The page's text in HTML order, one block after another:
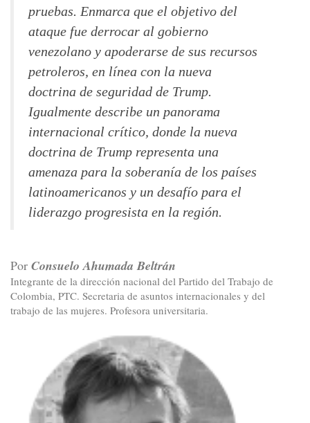
pruebas. Enmarca que el objetivo del
ataque fue derrocar al gobierno
venezolano y apoderarse de sus recursos
petroleros, en línea con la nueva
doctrina de seguridad de Trump.
Igualmente describe un panorama
internacional crítico, donde la nueva
doctrina de Trump representa una
amenaza para la soberanía de los países
latinoamericanos y un desafío para el
liderazgo progresista en la región.
Por Consuelo Ahumada Beltrán
Integrante de la dirección nacional del Partido del Trabajo de
Colombia, PTC. Secretaria de asuntos internacionales y del
trabajo de las mujeres. Profesora universitaria.